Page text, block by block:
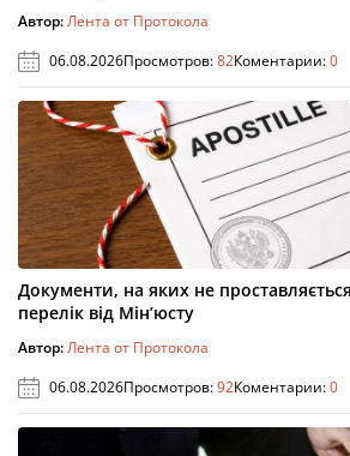
Автор:Лента от Протокола
06.08.2026Просмотров:82Коментарии:0
Документи, на яких не
перелік від Мін’юсту
Автор:Лента от Протокола
06.08.2026Просмотров:92Коментарии:0